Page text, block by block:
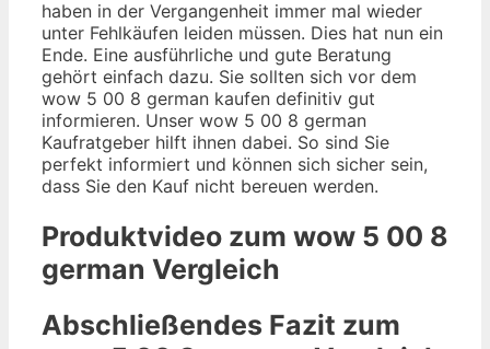
haben in der Vergangenheit immer mal wieder
unter Fehlkäufen leiden müssen. Dies hat nun ein
Ende. Eine ausführliche und gute Beratung
gehört einfach dazu. Sie sollten sich vor dem
wow 5 00 8 german kaufen definitiv gut
informieren. Unser wow 5 00 8 german
Kaufratgeber hilft ihnen dabei. So sind Sie
perfekt informiert und können sich sicher sein,
dass Sie den Kauf nicht bereuen werden.
Produktvideo zum wow 5 00 8
german Vergleich
Abschließendes Fazit zum